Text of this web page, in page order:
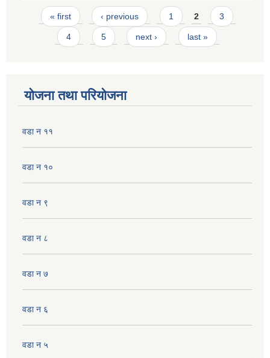
Pages
« first ‹ previous 1 2 3
4 5 next › last »
योजना तथा परियोजना
वडा न ११
वडा न १०
वडा न‌‌ ९
वडा न ८
वडा न ७
वडा न ६
वडा न ५